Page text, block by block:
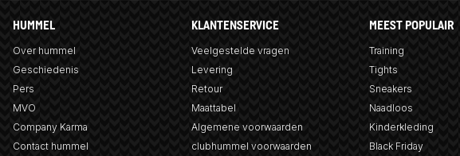
HUMMEL
Over hummel
Geschiedenis
Pers
MVO
Company Karma
Contact hummel
KLANTENSERVICE
Veelgestelde vragen
Levering
Retour
Maattabel
Algemene voorwaarden
clubhummel voorwaarden
MEEST POPULAIR
Training
Tights
Sneakers
Naadloos
Kinderkleding
Black Friday